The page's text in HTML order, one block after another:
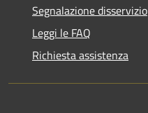
Segnalazione disservizio
Leggi le FAQ
Richiesta assistenza